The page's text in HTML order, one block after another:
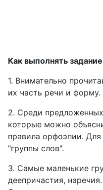
Как выполнять
1. Внимательно
их часть речи и форму.
2. Среди
которые можно
правила орфоэпии.
"группы слов".
3. Самые маленькие
деепричастия, наречия.